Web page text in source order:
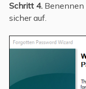
Schritt 4.Benennen
sicher auf.